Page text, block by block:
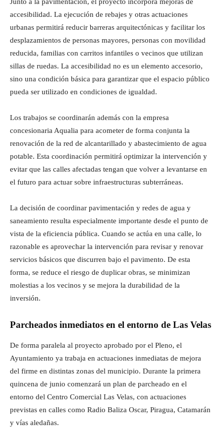
accesibilidad. La ejecución de rebajes y otras actuaciones
urbanas permitirá reducir barreras arquitectónicas y facilitar los
desplazamientos de personas mayores, personas con movilidad
reducida, familias con carritos infantiles o vecinos que utilizan
sillas de ruedas. La accesibilidad no es un elemento accesorio,
sino una condición básica para garantizar que el espacio público
pueda ser utilizado en condiciones de igualdad.
Los trabajos se coordinarán además con la empresa
concesionaria Aqualia para acometer de forma conjunta la
renovación de la red de alcantarillado y abastecimiento de agua
potable. Esta coordinación permitirá optimizar la intervención y
evitar que las calles afectadas tengan que volver a levantarse en
el futuro para actuar sobre infraestructuras subterráneas.
La decisión de coordinar pavimentación y redes de agua y
saneamiento resulta especialmente importante desde el punto de
vista de la eficiencia pública. Cuando se actúa en una calle, lo
razonable es aprovechar la intervención para revisar y renovar
servicios básicos que discurren bajo el pavimento. De esta
forma, se reduce el riesgo de duplicar obras, se minimizan
molestias a los vecinos y se mejora la durabilidad de la
inversión.
Parcheados inmediatos en el entorno de Las Velas
De forma paralela al proyecto aprobado por el Pleno, el
Ayuntamiento ya trabaja en actuaciones inmediatas de mejora
del firme en distintas zonas del municipio. Durante la primera
quincena de junio comenzará un plan de parcheado en el
entorno del Centro Comercial Las Velas, con actuaciones
previstas en calles como Radio Baliza Oscar, Piragua, Catamarán
y vías aledañas.